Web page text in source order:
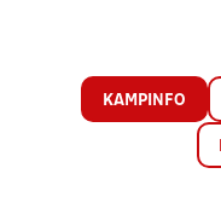
KAMPINFO